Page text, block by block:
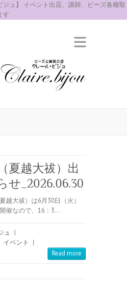
ジュ】 イベント出店、講師、ビーズ各種取
す
夏越大祓）出
せ_2026.06.30
越大祓）は6月30日（火）
催なので、16：3…
ュ
|
イベント
|
Read more